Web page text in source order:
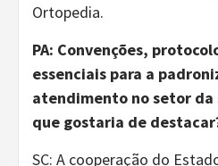
Ortopedia.
PA: Convenções,
essenciais para a
atendimento nosetor da
que gostaria de
SC: A cooperação do